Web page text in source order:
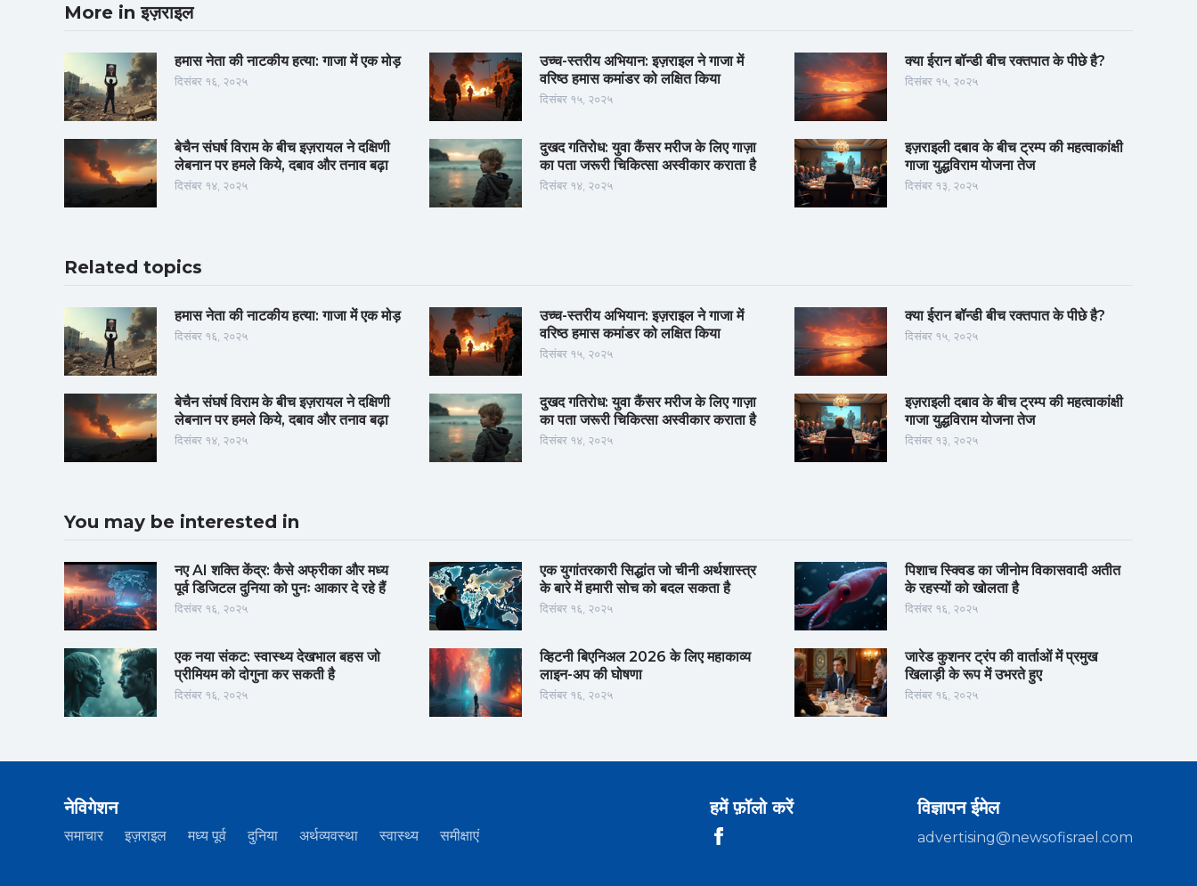
More in इज़राइल
हमास नेता की नाटकीय हत्या: गाजा में एक मोड़
दिसंबर १६, २०२५
उच्च-स्तरीय अभियान: इज़राइल ने गाजा में
वरिष्ठ हमास कमांडर को लक्षित किया
दिसंबर १५, २०२५
क्या ईरान बॉन्डी बीच रक्तपात के पीछे है?
दिसंबर १५, २०२५
बेचैन संघर्ष विराम के बीच इज़रायल ने दक्षिणी
लेबनान पर हमले किये, दबाव और तनाव बढ़ा
दिसंबर १४, २०२५
दुखद गतिरोध: युवा कैंसर मरीज के लिए गाज़ा
का पता जरूरी चिकित्सा अस्वीकार कराता है
दिसंबर १४, २०२५
इज़राइली दबाव के बीच ट्रम्प की महत्वाकांक्षी
गाजा युद्धविराम योजना तेज
दिसंबर १३, २०२५
Related topics
हमास नेता की नाटकीय हत्या: गाजा में एक मोड़
दिसंबर १६, २०२५
उच्च-स्तरीय अभियान: इज़राइल ने गाजा में
वरिष्ठ हमास कमांडर को लक्षित किया
दिसंबर १५, २०२५
क्या ईरान बॉन्डी बीच रक्तपात के पीछे है?
दिसंबर १५, २०२५
बेचैन संघर्ष विराम के बीच इज़रायल ने दक्षिणी
लेबनान पर हमले किये, दबाव और तनाव बढ़ा
दिसंबर १४, २०२५
दुखद गतिरोध: युवा कैंसर मरीज के लिए गाज़ा
का पता जरूरी चिकित्सा अस्वीकार कराता है
दिसंबर १४, २०२५
इज़राइली दबाव के बीच ट्रम्प की महत्वाकांक्षी
गाजा युद्धविराम योजना तेज
दिसंबर १३, २०२५
You may be interested in
नए AI शक्ति केंद्र: कैसे अफ्रीका और मध्य
पूर्व डिजिटल दुनिया को पुनः आकार दे रहे हैं
दिसंबर १६, २०२५
एक युगांतरकारी सिद्धांत जो चीनी अर्थशास्त्र
के बारे में हमारी सोच को बदल सकता है
दिसंबर १६, २०२५
पिशाच स्क्विड का जीनोम विकासवादी अतीत
के रहस्यों को खोलता है
दिसंबर १६, २०२५
एक नया संकट: स्वास्थ्य देखभाल बहस जो
प्रीमियम को दोगुना कर सकती है
दिसंबर १६, २०२५
व्हिटनी बिएनिअल 2026 के लिए महाकाव्य
लाइन-अप की घोषणा
दिसंबर १६, २०२५
जारेड कुशनर ट्रंप की वार्ताओं में प्रमुख
खिलाड़ी के रूप में उभरते हुए
दिसंबर १६, २०२५
नेविगेशन
समाचार इज़राइल मध्य पूर्व दुनिया अर्थव्यवस्था स्वास्थ्य समीक्षाएं
हमें फ़ॉलो करें विज्ञापन ईमेल
advertising@newsofisrael.com